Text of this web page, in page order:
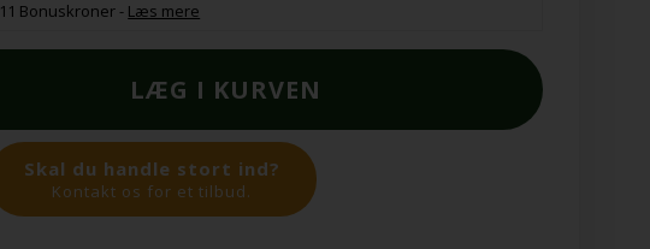
11 Bonuskroner - Læs mere
Skal du handle stort ind?
Kontakt os for et tilbud.